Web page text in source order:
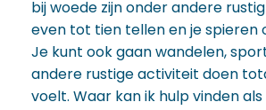
bij woede zijn onder andere
even tot tien tellen en je spieren
Je kunt ook gaan wandelen,
andere rustige activiteit doen
voelt. Waar kan ik hulp vinden